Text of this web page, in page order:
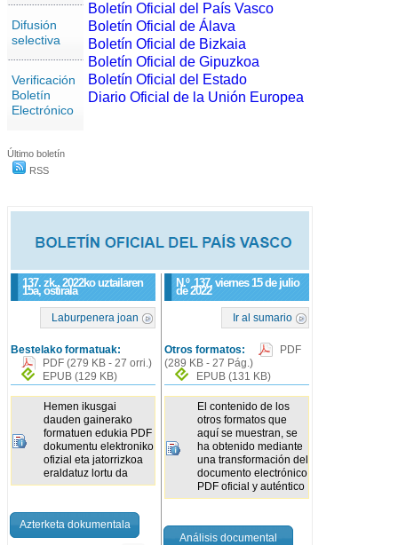
Difusión
selectiva
Verificación
Boletín
Electrónico
Último boletín
RSS
137. zk., 2022ko uztailaren
15a, ostirala
N.º137, viernes 15 de julio
de 2022
Laburpenera joan
Bestelako formatuak:
PDF (279 KB - 27 orri.)
EPUB (129 KB)
Hemen ikusgai
dauden gainerako
formatuen edukia PDF
dokumentu elektroniko
ofizial eta jatorrizkoa
eraldatuz lortu da
Azterketa dokumentala
Ir al sumario
Otros formatos:
PDF
(289 KB - 27 Pág.)
EPUB(131 KB)
El contenido de los
otros formatos que
aquí se muestran, se
ha obtenido mediante
una transformación del
documento electrónico
PDF oficial y auténtico
Análisis documental
Boletín Oficial del País Vasco
Boletín Oficial de Álava
Boletín Oficial de Bizkaia
Boletín Oficial de Gipuzkoa
Boletín Oficial del Estado
Diario Oficial de la Unión Europea